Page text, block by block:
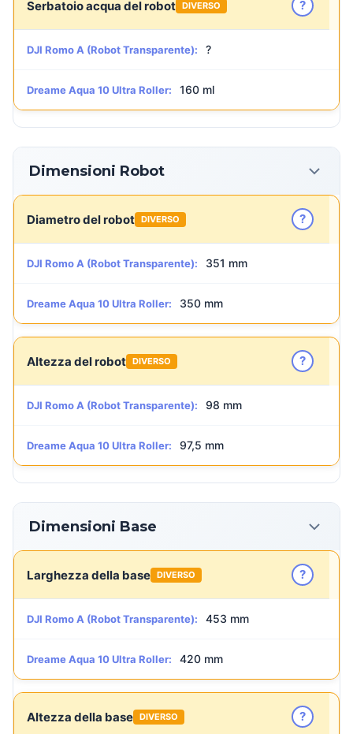
Serbatoio acqua del robot DIVERSO ?
DJI Romo A (Robot Transparente): ?
Dreame Aqua 10 Ultra Roller: 160 ml
Dimensioni Robot
Diametro del robot DIVERSO ?
DJI Romo A (Robot Transparente): 351 mm
Dreame Aqua 10 Ultra Roller: 350 mm
Altezza del robot DIVERSO ?
DJI Romo A (Robot Transparente): 98 mm
Dreame Aqua 10 Ultra Roller: 97,5 mm
Dimensioni Base
Larghezza della base DIVERSO ?
DJI Romo A (Robot Transparente): 453 mm
Dreame Aqua 10 Ultra Roller: 420 mm
Altezza della base DIVERSO ?